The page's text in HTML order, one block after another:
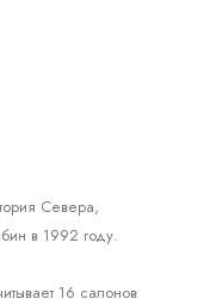
Севера,
в 1992 году.
16 салонов